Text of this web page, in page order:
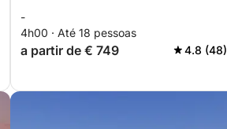
-
4h00 · Até 18 pessoas
a partir de € 749 4.8 (48)